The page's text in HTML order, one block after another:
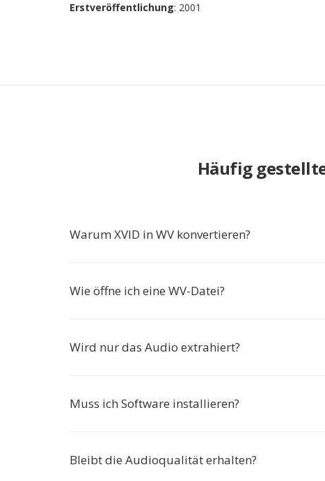
Erstveröffentlichung: 2001
Häufig
Warum XVID in WV konvertieren?
Wie öffne ich eine WV-Datei?
Wird nur das Audio extrahiert?
Muss ich Software installieren?
Bleibt die Audioqualität erhalten?